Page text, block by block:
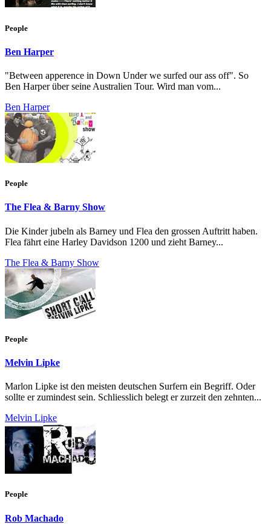
People
Ben Harper
"Between apperence in Down Under we surfed our ass off". So
Ben Harper über seine Australien Tour. Wird man vom...
Ben Harper
People
The Flea & Barny Show
Die Kinder jubeln als Barney und Flea den grossen Auftritt haben.
Flea fährt eine Harley Davidson 1200 und zieht Barney...
The Flea & Barny Show
People
Melvin Lipke
Marlon Lipke ist den meisten deutschen Surfern ein Begriff. Oder
sollte er zumindest sein. Schliesslich belegt er zurzeit den zehnten...
Melvin Lipke
People
Rob Machado